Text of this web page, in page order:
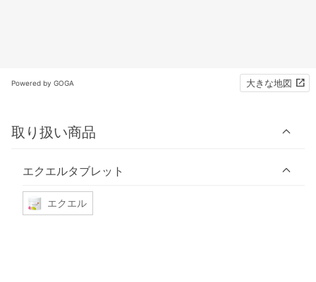
Powered by GOGA 大きな地図
取り扱い商品
エクエルタブレット
エクエル